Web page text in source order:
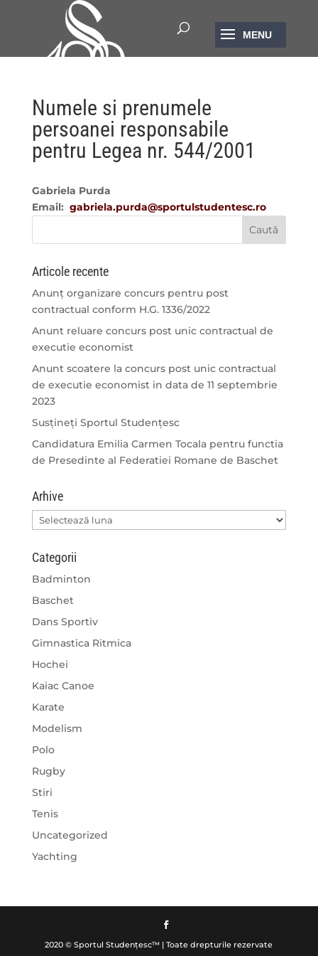
Numele si prenumele
persoanei responsabile
pentru Legea nr. 544/2001
Gabriela Purda
Email: gabriela.purda@sportulstudentesc.ro
Articole recente
Anunț organizare concurs pentru post
contractual conform H.G. 1336/2022
Anunt reluare concurs post unic contractual de
executie economist
Anunt scoatere la concurs post unic contractual
de executie economist in data de 11 septembrie
2023
Susțineți Sportul Studențesc
Candidatura Emilia Carmen Tocala pentru functia
de Presedinte al Federatiei Romane de Baschet
Arhive
Arhive
Categorii
Badminton
Baschet
Dans Sportiv
Gimnastica Ritmica
Hochei
Kaiac Canoe
Karate
Modelism
Polo
Rugby
Stiri
Tenis
Uncategorized
Yachting
2020 © Sportul Studențesc™ | Toate drepturile rezervate